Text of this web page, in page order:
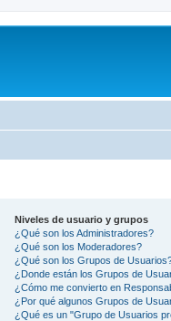
Niveles de usuario y grupos
¿Qué son los Administradores?
¿Qué son los Moderadores?
¿Qué son los Grupos de
¿Donde están los Grupos de
¿Cómo me convierto en
¿Por qué algunos Grupos de
¿Qué es un "Grupo de Usuarios